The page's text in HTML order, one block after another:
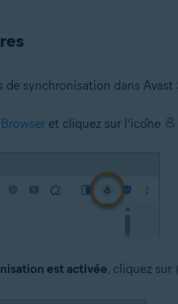
de synchronisation dans Avast
et cliquez sur l’icône
est activée, cliquez sur